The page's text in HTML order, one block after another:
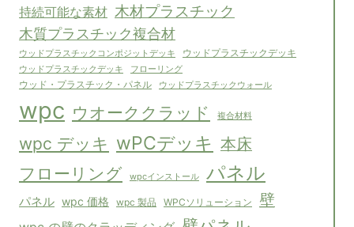
持続可能な素材 木材プラスチック
木質プラスチック複合材
ウッドプラスチックコンポジットデッキ ウッドプラスチックデッキ
ウッドプラスチックデッキ フローリング
ウッド・プラスチック・パネル ウッドプラスチックウォール
wpc ウオーククラッド 複合材料
wpc デッキ wPCデッキ 本床
フローリング wpcインストール パネル
パネル wpc 価格 wpc 製品 WPCソリューション 壁